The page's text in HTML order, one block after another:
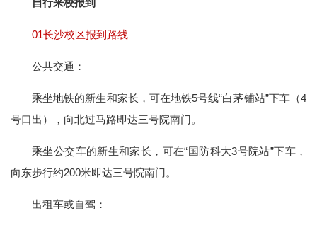
自行来校报到
01长沙校区报到路线
公共交通：
乘坐地铁的新生和家长，可在地铁5号线“白茅铺站”下车（4
号口出），向北过马路即达三号院南门。
乘坐公交车的新生和家长，可在“国防科大3号院站”下车，
向东步行约200米即达三号院南门。
出租车或自驾：